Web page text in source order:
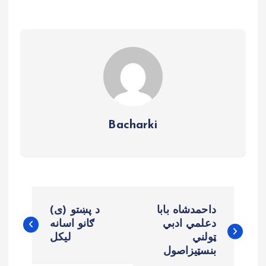
Bacharki
e
د پښتو (ی)
ګانو اسانه
لیکل
داحمدشاه بابا
دعلمي ادبي
ټولني
بنسټیزاصول